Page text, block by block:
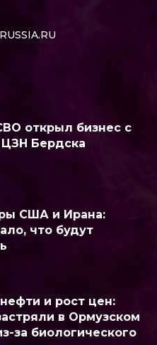
открыл бизнес с
Бердска
США и Ирана:
что будут
и рост цен:
в Ормузском
за биологического